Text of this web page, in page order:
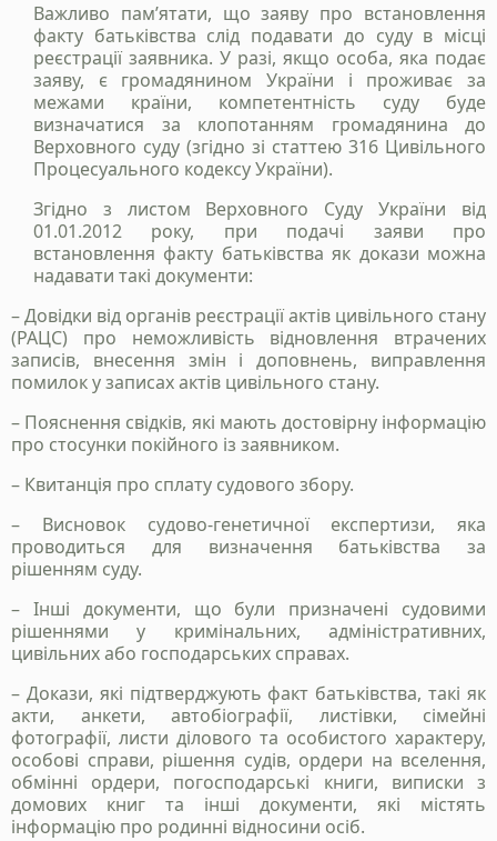
Важливо пам’ятати, що заяву про встановлення
факту батьківства слід подавати до суду в місці
реєстрації заявника. У разі, якщо особа, яка подає
заяву, є громадянином України і проживає за
межами країни, компетентність суду буде
визначатися за клопотанням громадянина до
Верховного суду (згідно зі статтею 316 Цивільного
Процесуального кодексу України).
Згідно з листом Верховного Суду України від
01.01.2012 року, при подачі заяви про
встановлення факту батьківства як докази можна
надавати такі документи:
– Довідки від органів реєстрації актів цивільного стану
(РАЦС) про неможливість відновлення втрачених
записів, внесення змін і доповнень, виправлення
помилок у записах актів цивільного стану.
– Пояснення свідків, які мають достовірну інформацію
про стосунки покійного із заявником.
– Квитанція про сплату судового збору.
– Висновок судово-генетичної експертизи, яка
проводиться для визначення батьківства за
рішенням суду.
– Інші документи, що були призначені судовими
рішеннями у кримінальних, адміністративних,
цивільних або господарських справах.
– Докази, які підтверджують факт батьківства, такі як
акти, анкети, автобіографії, листівки, сімейні
фотографії, листи ділового та особистого характеру,
особові справи, рішення судів, ордери на вселення,
обмінні ордери, погосподарські книги, виписки з
домових книг та інші документи, які містять
інформацію про родинні відносини осіб.
Станьте нашим
клієнтом
Зателефонуйте нам, напишіть у telegram, чи
заповінть форму і ми зв`яжемось з вами
+38 050 976 25 47
Надіслати
Політика конфіденційності